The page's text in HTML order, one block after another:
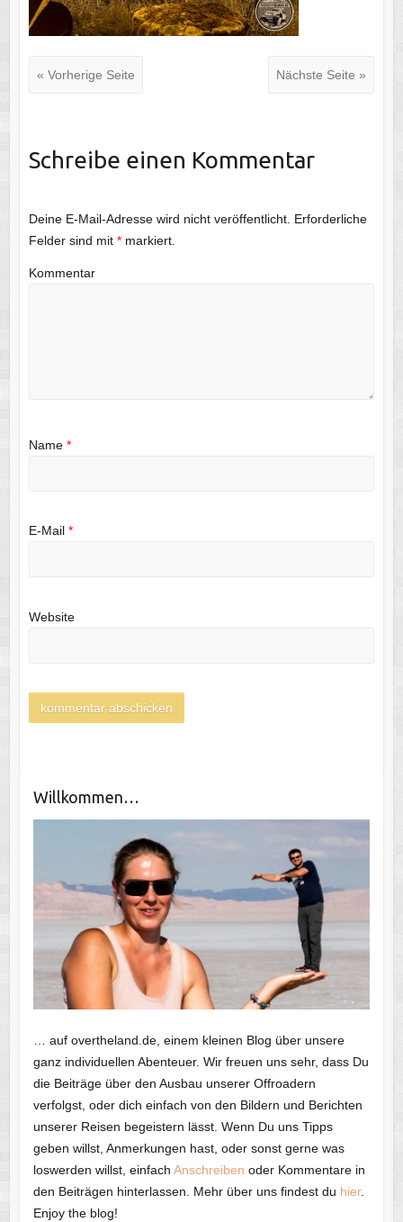
« Vorherige Seite Nächste Seite »
Schreibe einen Kommentar
Deine E-Mail-Adresse wird nicht veröffentlicht. Erforderliche
Felder sind mit *markiert.
Kommentar
Name *
E-Mail *
Website
Willkommen…
… auf overtheland.de, einem kleinen Blog über unsere
ganz individuellen Abenteuer. Wir freuen uns sehr, dass Du
die Beiträge über den Ausbau unserer Offroadern
verfolgst, oder dich einfach von den Bildern und Berichten
unserer Reisen begeistern lässt. Wenn Du uns Tipps
geben willst, Anmerkungen hast, oder sonst gerne was
loswerden willst, einfach Anschreiben oder Kommentare in
den Beiträgen hinterlassen. Mehr über uns findest du hier.
Enjoy the blog!